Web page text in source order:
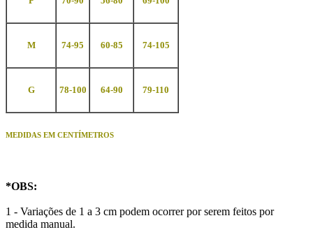
M 74-95 60-85 74-105
G 78-100 64-90 79-110
MEDIDAS EM CENTÍMETROS
*OBS:
1 - Variações de 1 a 3 cm podem ocorrer por serem feitos por
medida manual.